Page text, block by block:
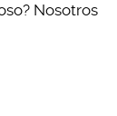
Nosotros